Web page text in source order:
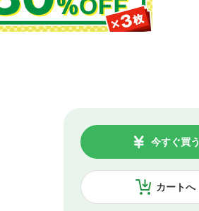
カートへ
今すぐ買う